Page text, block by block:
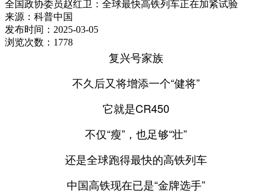
全国政协委员赵红卫：全球最快高铁列车正在加紧试验
来源： 科普中国
发布时间： 2025-03-05
浏览次数： 1778
复兴号家族
不久后又将增添一个“健将”
它就是CR450
不仅“瘦”，也足够“壮”
还是全球跑得最快的高铁列车
中国高铁现在已是“金牌选手”